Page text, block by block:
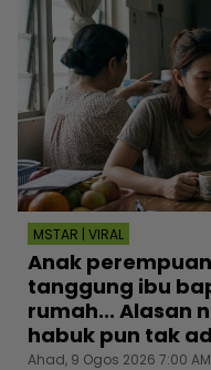
MSTAR | VIRAL
Anak
tanggung ibu
rumah... Alasan
habuk pun tak
Ahad, 9 Ogos 2026 7:00 AM